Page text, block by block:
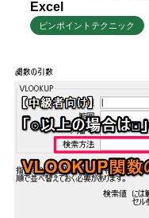
Excel
ピンポイントテクニック